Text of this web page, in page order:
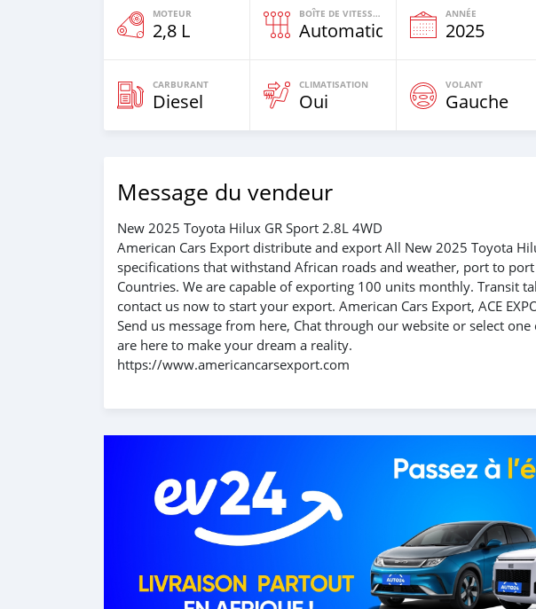
MOTEUR
2,8 L
BOÎTE DE VITESSES
Automatique
ANNÉE
2025
CARBURANT
Diesel
CLIMATISATION
Oui
VOLANT
Gauche
Message du vendeur
New 2025 Toyota Hilux GR Sport 2.8L 4WD
American Cars Export distribute and export All New 2025 Toyota
specifications that withstand African roads and weather, port to
Countries. We are capable of exporting 100 units monthly. Transit
contact us now to start your export. American Cars Export, ACE
Send us message from here, Chat through our website or select
are here to make your dream a reality.
https://www.americancarsexport.com